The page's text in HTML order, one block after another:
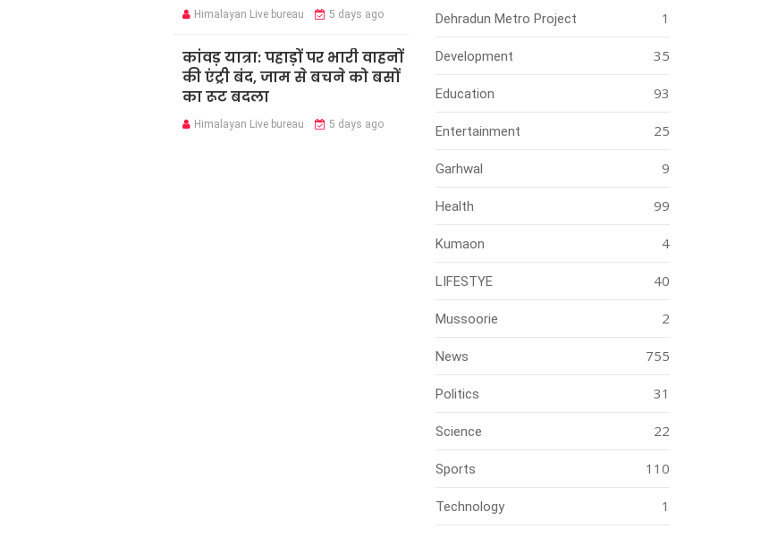
Himalayan Live bureau 5 days ago
कांवड़ यात्रा: पहाड़ों पर भारी वाहनों
की एंट्री बंद, जाम से बचने को बसों
का रूट बदला
Himalayan Live bureau 5 days ago
Dehradun Metro Project 1
Development 35
Education 93
Entertainment 25
Garhwal 9
Health 99
Kumaon 4
LIFESTYE 40
Mussoorie 2
News 755
Politics 31
Science 22
Sports 110
Technology 1